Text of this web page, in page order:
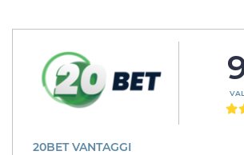
20BET VANTAGGI